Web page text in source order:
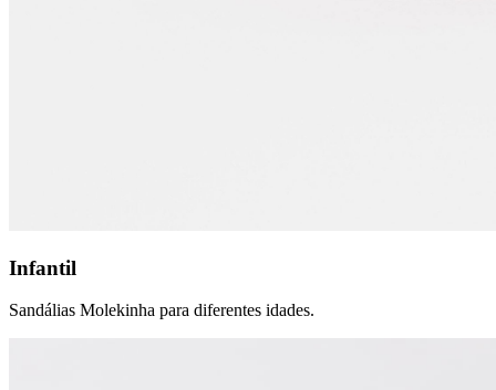
Infantil
Sandálias Molekinha para diferentes idades.